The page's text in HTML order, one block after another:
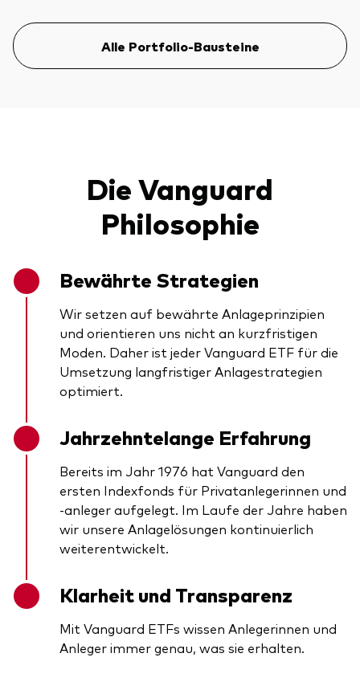
Alle Portfolio-Bausteine
Die Vanguard
Philosophie
Bewährte Strategien
Wir setzen auf bewährte Anlageprinzipien
und orientieren uns nicht an kurzfristigen
Moden. Daher ist jeder Vanguard ETF für die
Umsetzung langfristiger Anlagestrategien
optimiert.
Jahrzehntelange Erfahrung
Bereits im Jahr 1976 hat Vanguard den
ersten Indexfonds für Privatanlegerinnen und
-anleger aufgelegt. Im Laufe der Jahre haben
wir unsere Anlagelösungen kontinuierlich
weiterentwickelt.
Klarheit und Transparenz
Mit Vanguard ETFs wissen Anlegerinnen und
Anleger immer genau, was sie erhalten.